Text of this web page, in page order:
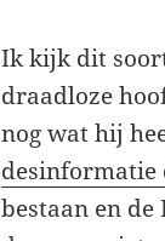
Ik kijk dit
draadloze
nog wat hij
desinformatie
bestaan en